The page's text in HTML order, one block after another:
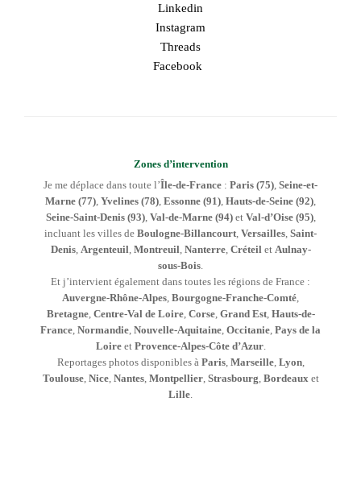
Linkedin
Instagram
Threads
Facebook
Zones d’intervention
Je me déplace dans toute l’Île-de-France : Paris (75), Seine-et-
Marne (77), Yvelines (78), Essonne (91), Hauts-de-Seine (92),
Seine-Saint-Denis (93), Val-de-Marne (94)et Val-d’Oise (95),
incluant les villes de Boulogne-Billancourt, Versailles, Saint-
Denis, Argenteuil, Montreuil, Nanterre, Créteilet Aulnay-
sous-Bois.
Et j’intervient également dans toutes les régions de France :
Auvergne-Rhône-Alpes, Bourgogne-Franche-Comté,
Bretagne, Centre-Val de Loire, Corse, Grand Est, Hauts-de-
France, Normandie, Nouvelle-Aquitaine, Occitanie, Pays de la
Loireet Provence-Alpes-Côte d’Azur.
Reportages photos disponibles à Paris, Marseille, Lyon,
Toulouse, Nice, Nantes, Montpellier, Strasbourg, Bordeauxet
Lille.